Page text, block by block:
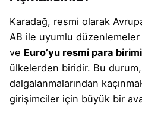
Karadağ, resmi olarak
AB ile uyumlu
ve Euro’yu resmi para
ülkelerden biridir. Bu
dalgalanmalarından
girişimciler için büyük bir